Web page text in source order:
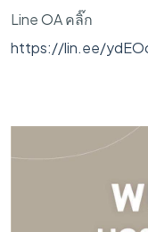
Line OA คลิ๊ก
https://lin.ee/